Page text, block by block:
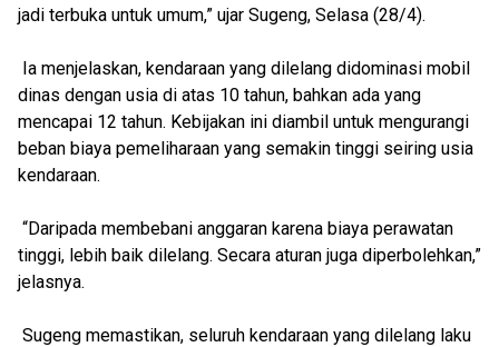
jadi terbuka untuk umum,” ujar Sugeng, Selasa (28/4).
Ia menjelaskan, kendaraan yang dilelang didominasi mobil
dinas dengan usia di atas 10 tahun, bahkan ada yang
mencapai 12 tahun. Kebijakan ini diambil untuk mengurangi
beban biaya pemeliharaan yang semakin tinggi seiring usia
kendaraan.
“Daripada membebani anggaran karena biaya perawatan
tinggi, lebih baik dilelang. Secara aturan juga diperbolehkan,”
jelasnya.
Sugeng memastikan, seluruh kendaraan yang dilelang laku